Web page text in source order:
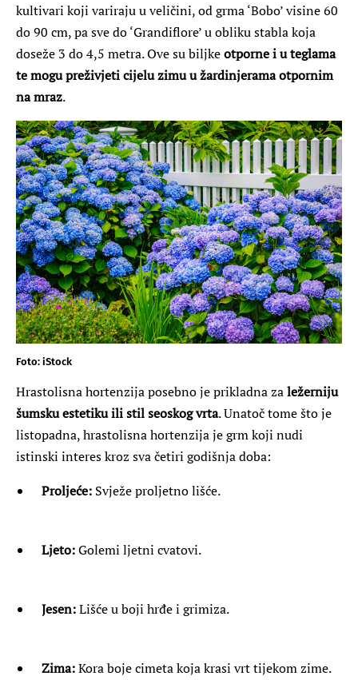
kultivari koji variraju u veličini, od grma ‘Bobo’ visine 60
do 90 cm, pa sve do ‘Grandiflore’ u obliku stabla koja
doseže 3 do 4,5 metra. Ove su biljkeotporne i u teglama
te mogu preživjeti cijelu zimu u žardinjerama otpornim
na mraz.
Foto: iStock
Hrastolisna hortenzija posebno je prikladna zaležerniju
šumsku estetiku ili stil seoskog vrta. Unatoč tome što je
listopadna, hrastolisna hortenzija je grm koji nudi
istinski interes kroz sva četiri godišnja doba:
Proljeće: Svježe proljetno lišće.
Ljeto:Golemi ljetni cvatovi.
Jesen:Lišće u boji hrđe i grimiza.
Zima:Kora boje cimeta koja krasi vrt tijekom zime.